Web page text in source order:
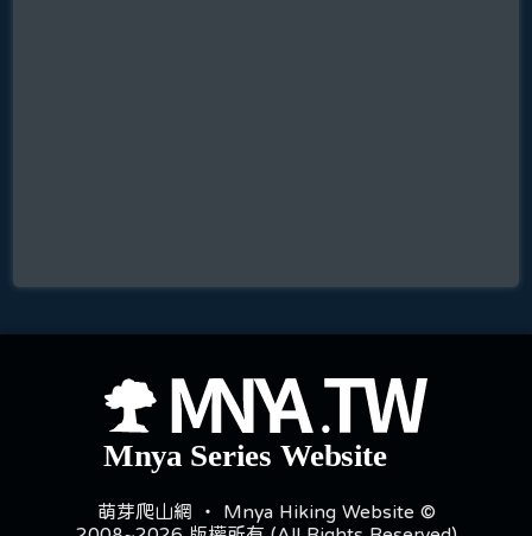
萌芽爬山網 ‧ Mnya Hiking Website ©